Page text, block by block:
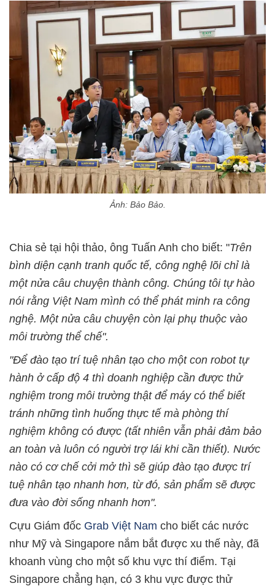
Ảnh: Bảo Bảo.
Chia sẻ tại hội thảo, ông Tuấn Anh cho biết: "Trên
bình diện cạnh tranh quốc tế, công nghệ lõi chỉ là
một nửa câu chuyện thành công. Chúng tôi tự hào
nói rằng Việt Nam mình có thể phát minh ra công
nghệ. Một nửa câu chuyện còn lại phụ thuộc vào
môi trường thể chế".
"Để đào tạo trí tuệ nhân tạo cho một con robot tự
hành ở cấp độ 4 thì doanh nghiệp cần được thử
nghiệm trong môi trường thật để máy có thể biết
tránh những tình huống thực tế mà phòng thí
nghiệm không có được (tất nhiên vẫn phải đảm bảo
an toàn và luôn có người trợ lái khi cần thiết). Nước
nào có cơ chế cởi mở thì sẽ giúp đào tạo được trí
tuệ nhân tạo nhanh hơn, từ đó, sản phẩm sẽ được
đưa vào đời sống nhanh hơn".
Cựu Giám đốc Grab Việt Nam cho biết các nước
như Mỹ và Singapore nắm bắt được xu thế này, đã
khoanh vùng cho một số khu vực thí điểm. Tại
Singapore chẳng hạn, có 3 khu vực được thử